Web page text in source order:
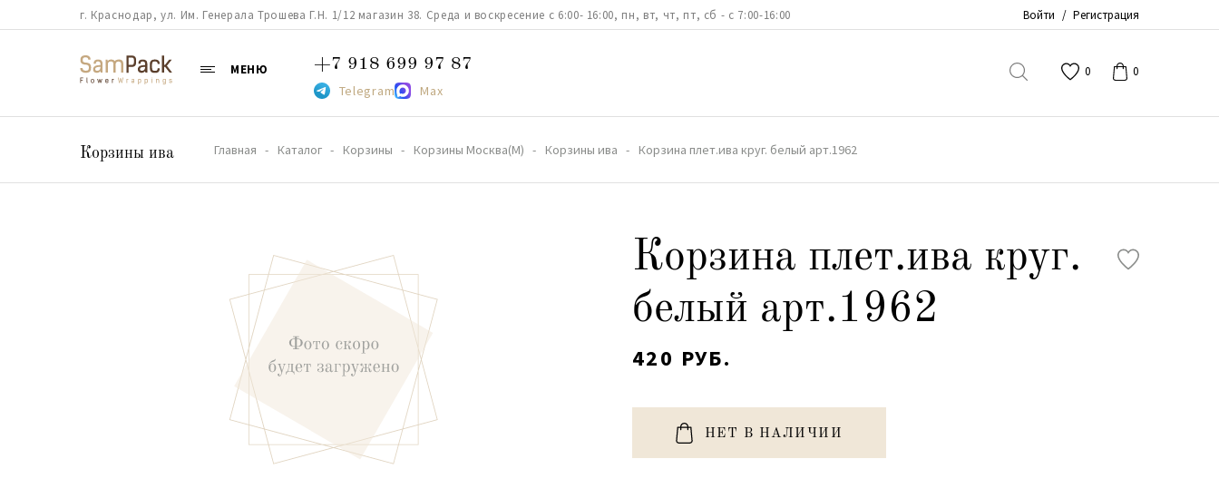
г. Краснодар, ул. Им. Генерала Трошева Г.Н. 1/12 магазин 38. Среда и воскресение с 6:00- 16:00, пн, вт, чт, пт, сб - с 7:00-16:00 Войти / Регистрация
МЕНЮ +7 918 699 97 87
Telegram Max
0 0
Корзины ива Главная Каталог Корзины Корзины Москва(М) Корзины ива Корзина плет.ива круг. белый арт.1962
Корзина плет.ива круг.
белый арт.1962
420 РУБ.
НЕТ В НАЛИЧИИ